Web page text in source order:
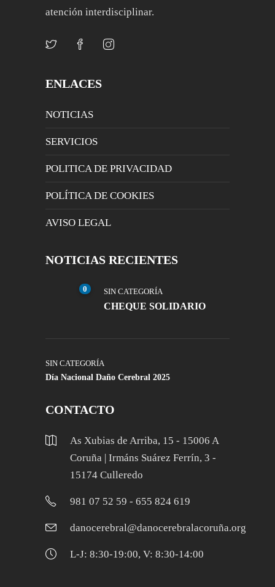
atención interdisciplinar.
ENLACES
NOTICIAS
SERVICIOS
POLITICA DE PRIVACIDAD
POLÍTICA DE COOKIES
AVISO LEGAL
NOTICIAS RECIENTES
0 SIN CATEGORÍA
CHEQUE SOLIDARIO
SIN CATEGORÍA
Día Nacional Daño Cerebral 2025
CONTACTO
As Xubias de Arriba, 15 - 15006 A
Coruña | Irmáns Suárez Ferrín, 3 -
15174 Culleredo
981 07 52 59 - 655 824 619
danocerebral@danocerebralacoruña.org
L-J: 8:30-19:00, V: 8:30-14:00